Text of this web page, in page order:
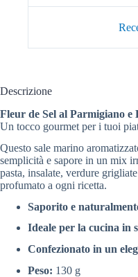
Descrizione
Fleur de Sel al Parmigiano e
Un tocco gourmet per i tuoi
Questo sale marino
semplicità e sapore in un mix
pasta, insalate, verdure
profumato a ogni ricetta.
Saporito e
Ideale per la cucina in
Confezionato in un
Peso: 130 g